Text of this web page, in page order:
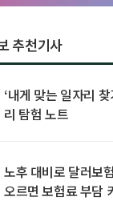
추천기사
‘내게 맞는 일자리
리 탐험 노트
노후 대비로 달러보
오르면 보험료 부담